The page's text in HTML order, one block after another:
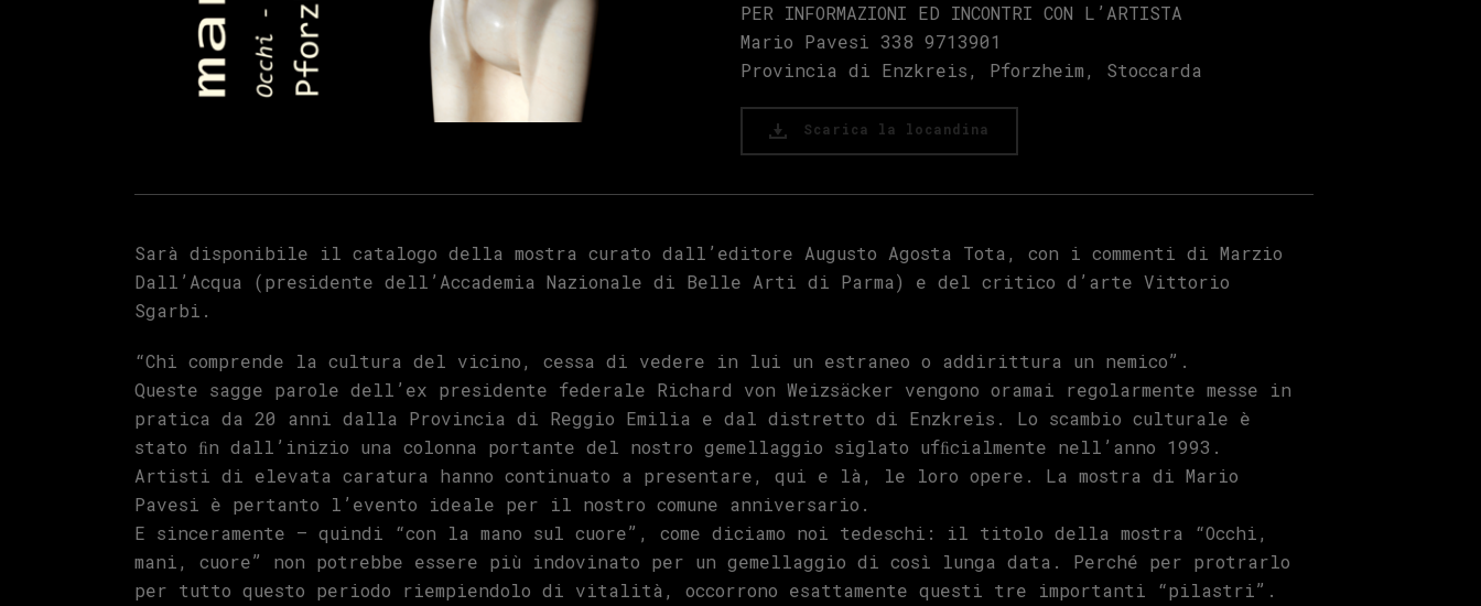
PER INFORMAZIONI ED INCONTRI CON L’ARTISTA
Mario Pavesi 338 9713901
Provincia di Enzkreis, Pforzheim, Stoccarda
Scarica la locandina
Sarà disponibile il catalogo della mostra curato dall’editore Augusto Agosta Tota, con i commenti di Marzio
Dall’Acqua (presidente dell’Accademia Nazionale di Belle Arti di Parma) e del critico d’arte Vittorio
Sgarbi.
“Chi comprende la cultura del vicino, cessa di vedere in lui un estraneo o addirittura un nemico”.
Queste sagge parole dell’ex presidente federale Richard von Weizsäcker vengono oramai regolarmente messe in
pratica da 20 anni dalla Provincia di Reggio Emilia e dal distretto di Enzkreis. Lo scambio culturale è
stato ﬁn dall’inizio una colonna portante del nostro gemellaggio siglato ufﬁcialmente nell’anno 1993.
Artisti di elevata caratura hanno continuato a presentare, qui e là, le loro opere. La mostra di Mario
Pavesi è pertanto l’evento ideale per il nostro comune anniversario.
E sinceramente – quindi “con la mano sul cuore”, come diciamo noi tedeschi: il titolo della mostra “Occhi,
mani, cuore” non potrebbe essere più indovinato per un gemellaggio di così lunga data. Perché per protrarlo
per tutto questo periodo riempiendolo di vitalità, occorrono esattamente questi tre importanti “pilastri”.